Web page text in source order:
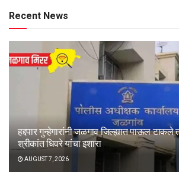
Recent News
हद्दपार गुन्हेगारांनी जळगाव जिल्ह्यात पाऊल
श्रीकांत धिवरे यांचा इशारा
AUGUST 7, 2026